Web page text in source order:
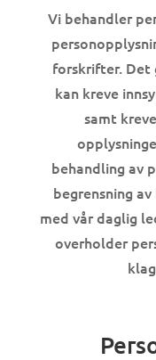
Vi behandler
forskrifter. Det
kan kreve
samt
behandling av
begrensning
med vår daglig
overholder